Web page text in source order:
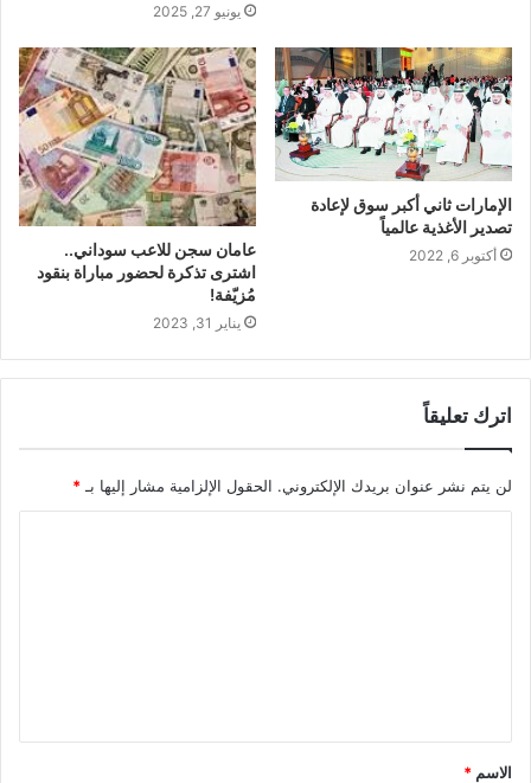
يونيو 27, 2025
الإمارات ثاني أكبر سوق لإعادة
تصدير الأغذية عالمياً
أكتوبر 6, 2022
عامان سجن للاعب سوداني..
اشترى تذكرة لحضور مباراة بنقود
مُزيّفة!
يناير 31, 2023
اترك تعليقاً
لن يتم نشر عنوان بريدك الإلكتروني. الحقول الإلزامية مشار إليها بـ *
الاسم *